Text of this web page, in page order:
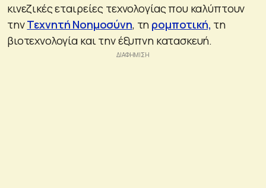
κινεζικές εταιρείες τεχνολογίας που καλύπτουν
τηνΤεχνητή Νοημοσύνη, τη ρομποτική, τη
βιοτεχνολογία και την έξυπνη κατασκευή.